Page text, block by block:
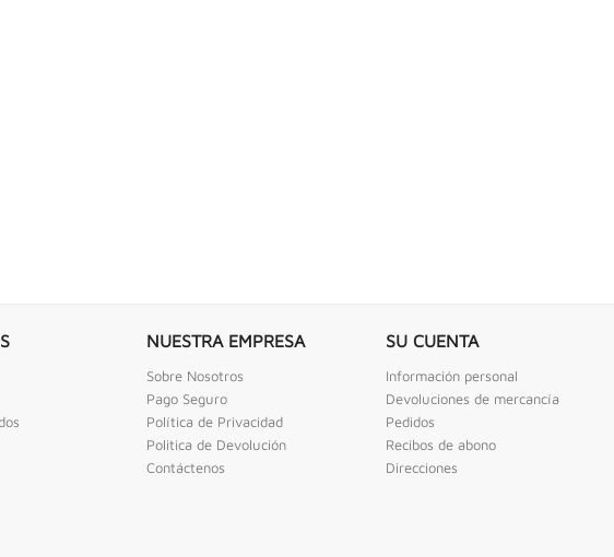
NUESTRA EMPRESA
Sobre Nosotros
Pago Seguro
Política de Privacidad
Politica de Devolución
Contáctenos
SU CUENTA
Información personal
Devoluciones de mercancía
Pedidos
Recibos de abono
Direcciones